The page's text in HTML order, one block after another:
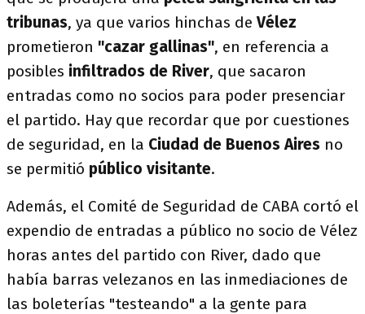
tribunas, ya que varios hinchas deVélez
prometieron "cazar gallinas", en referencia a
posibles infiltrados de River, que sacaron
entradas como no socios para poder presenciar
el partido. Hay que recordar que por cuestiones
de seguridad, en la Ciudad de Buenos Aires no
se permitió público visitante.
Además, el Comité de Seguridad de CABA cortó el
expendio de entradas a público no socio de Vélez
horas antes del partido con River, dado que
había barras velezanos en las inmediaciones de
las boleterías "testeando" a la gente para